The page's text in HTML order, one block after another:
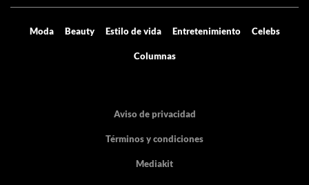
Moda Beauty Estilo de vida Entretenimiento Celebs
Columnas
Aviso de privacidad
Términos y condiciones
Mediakit